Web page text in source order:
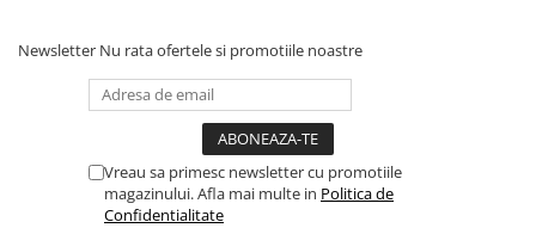
Newsletter Nu rata ofertele si promotiile noastre
Vreau sa primesc newsletter cu promotiile
magazinului. Afla mai multe in Politica de
Confidentialitate